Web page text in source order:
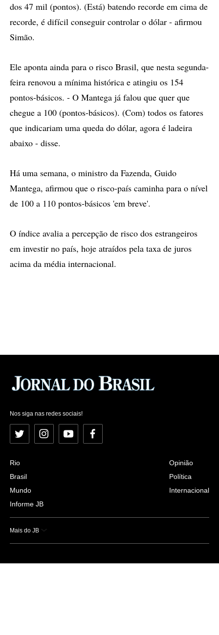
dos 47 mil (pontos). (Está) batendo recorde em cima de
recorde, é difícil conseguir controlar o dólar - afirmou
Simão.
Ele aponta ainda para o risco Brasil, que nesta segunda-
feira renovou a mínima histórica e atingiu os 154
pontos-básicos. - O Mantega já falou que quer que
chegue a 100 (pontos-básicos). (Com) todos os fatores
que indicariam uma queda do dólar, agora é ladeira
abaixo - disse.
Há uma semana, o ministro da Fazenda, Guido
Mantega, afirmou que o risco-país caminha para o nível
de 100 a 110 pontos-básicos 'em breve'.
O índice avalia a percepção de risco dos estrangeiros
em investir no país, hoje atraídos pela taxa de juros
acima da média internacional.
Nos siga nas redes sociais!
Twitter InstagramYouTubeFacebook
Rio
Brasil
Mundo
Informe JB
Opinião
Política
Internacional
Mais do JB
Esportes